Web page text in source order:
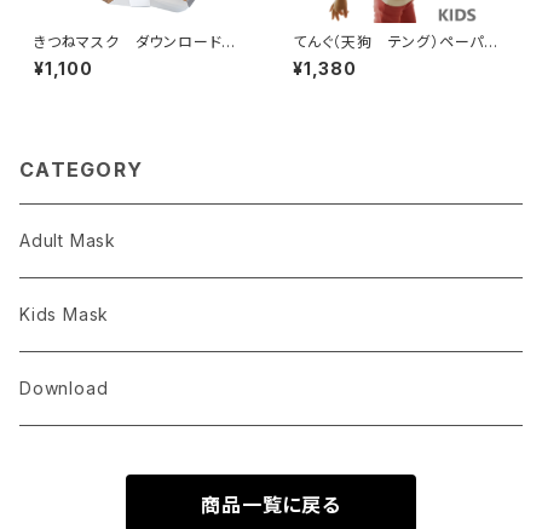
きつねマスク ダウンロード
版 簡単手作りおもしろかわい
い人気動物シリーズ キツネの
¥1,100
てんぐ（天狗 テング）ペーパー
クラフトマスク【子供用】かぶりも
の 手作り人気動物シリーズ
¥1,380
CATEGORY
Adult Mask
Kids Mask
Download
商品一覧に戻る